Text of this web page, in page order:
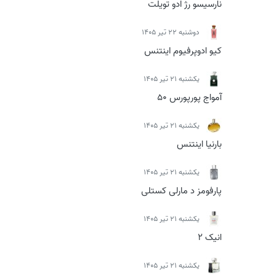
نارسیسو رژ ادو تویلت
دوشنبه 22 تیر 1405
کیو ادوپرفیوم اینتنس
يكشنبه 21 تیر 1405
آمواج پورپورس 50
يكشنبه 21 تیر 1405
بارنیا اینتنس
يكشنبه 21 تیر 1405
پارفومز د مارلی کستلی
يكشنبه 21 تیر 1405
انیک 2
يكشنبه 21 تیر 1405